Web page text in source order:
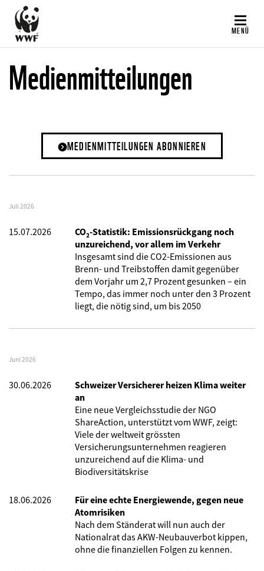
Direkt
zum
Inhalt
MENÜ
Medienmitteilungen
MEDIENMITTEILUNGEN ABONNIEREN
Juli 2026
15.07.2026
CO₂-Statistik: Emissionsrückgang noch
unzureichend, vor allem im Verkehr
Insgesamt sind die CO2-Emissionen aus
Brenn- und Treibstoffen damit gegenüber
dem Vorjahr um 2,7 Prozent gesunken – ein
Tempo, das immer noch unter den 3 Prozent
liegt, die nötig sind, um bis 2050
Juni 2026
30.06.2026
Schweizer Versicherer heizen Klima weiter
an
Eine neue Vergleichsstudie der NGO
ShareAction, unterstützt vom WWF, zeigt:
Viele der weltweit grössten
Versicherungsunternehmen reagieren
unzureichend auf die Klima- und
Biodiversitätskrise
18.06.2026
Für eine echte Energiewende, gegen neue
Atomrisiken
Nach dem Ständerat will nun auch der
Nationalrat das AKW-Neubauverbot kippen,
ohne die finanziellen Folgen zu kennen.